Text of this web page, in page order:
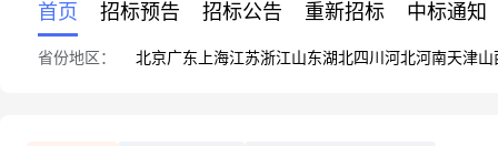
首页 招标预告 招标公告 重新招标 中标通知
省份地区： 北京广东 上海江苏浙江山东湖北四川 河北河南天津山